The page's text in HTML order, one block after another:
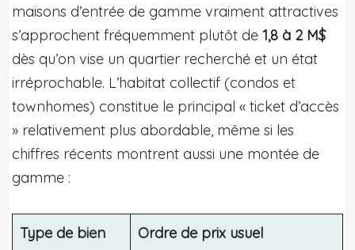
maisons d’entrée de gamme vraiment attractives
s’approchent fréquemment plutôt de 1,8 à 2 M$
dès qu’on vise un quartier recherché et un état
irréprochable. L’habitat collectif (condos et
townhomes) constitue le principal « ticket d’accès
» relativement plus abordable, même si les
chiffres récents montrent aussi une montée de
gamme :
Type de bien Ordre de prix usuel